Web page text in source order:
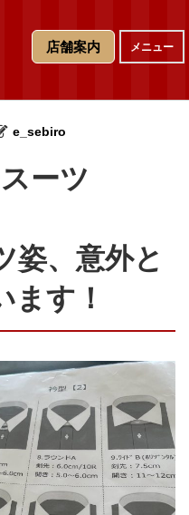
t
メニュー
店舗案内
e_sebiro
スーツ
姿、意外と
ます！